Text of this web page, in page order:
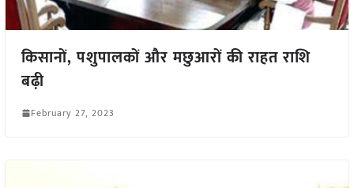
किसानों, पशुपालकों और मछुआरों की राहत राशि
बढ़ी
February 27, 2023